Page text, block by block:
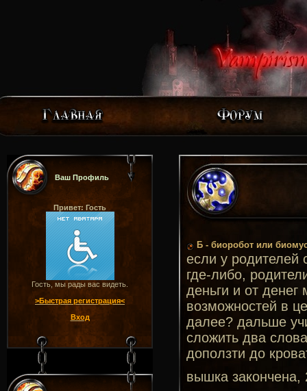
Ваш Профиль
Привет: Гость
Гость, мы рады вас видеть.
>Быстрая регистрация<
Вход
Б - биоробот или
если у родителей
где-либо,
деньги и от денег
возможностей в
далее? дальше
сложить два
доползти до
вышка закончена,